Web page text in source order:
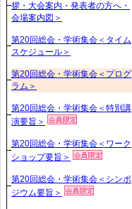
拶・大会案内・発表者の方へ・
会場案内図＞
第20回総会・学術集会＜タイム
スケジュール＞
第20回総会・学術集会＜プログ
ラム＞
第20回総会・学術集会＜特別講
演要旨＞
第20回総会・学術集会＜ワーク
ショップ要旨＞
第20回総会・学術集会＜シンポ
ジウム要旨＞